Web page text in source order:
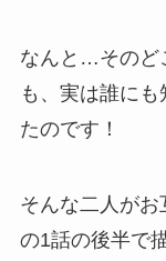
なんと…そのど
も、実は誰に
たのです！
そんな二人がお
の1話の後半で